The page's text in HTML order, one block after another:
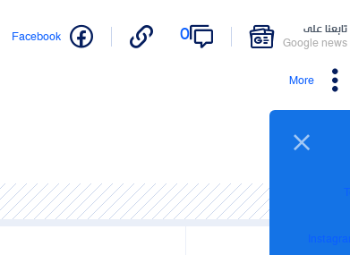
0
Facebook
Twitter